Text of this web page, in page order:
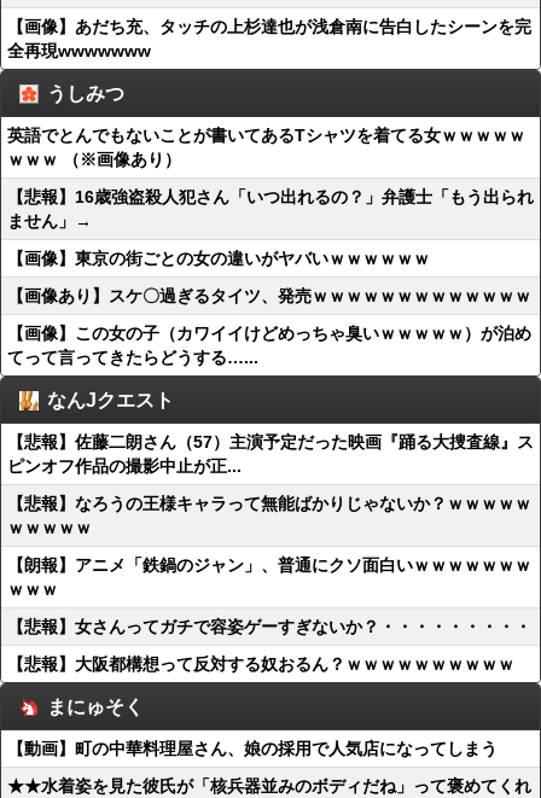
【画像】あだち充、タッチの上杉達也が浅倉南に告白したシーンを完
全再現wwwwwww
うしみつ
英語でとんでもないことが書いてあるTシャツを着てる女ｗｗｗｗｗ
ｗｗｗ （※画像あり）
【悲報】16歳強盗殺人犯さん「いつ出れるの？」弁護士「もう出られ
ません」→
【画像】東京の街ごとの女の違いがヤバいｗｗｗｗｗｗ
【画像あり】スケ〇過ぎるタイツ、発売ｗｗｗｗｗｗｗｗｗｗｗｗｗ
【画像】この女の子（カワイイけどめっちゃ臭いｗｗｗｗｗ）が泊め
てって言ってきたらどうする…...
なんJクエスト
【悲報】佐藤二朗さん（57）主演予定だった映画『踊る大捜査線』ス
ピンオフ作品の撮影中止が正...
【悲報】なろうの王様キャラって無能ばかりじゃないか？ｗｗｗｗｗ
ｗｗｗｗｗ
【朗報】アニメ「鉄鍋のジャン」、普通にクソ面白いｗｗｗｗｗｗｗ
ｗｗｗ
【悲報】女さんってガチで容姿ゲーすぎないか？・・・・・・・・・
【悲報】大阪都構想って反対する奴おるん？ｗｗｗｗｗｗｗｗｗｗ
まにゅそく
【動画】町の中華料理屋さん、娘の採用で人気店になってしまう
★★水着姿を見た彼氏が「核兵器並みのボディだね」って褒めてくれ